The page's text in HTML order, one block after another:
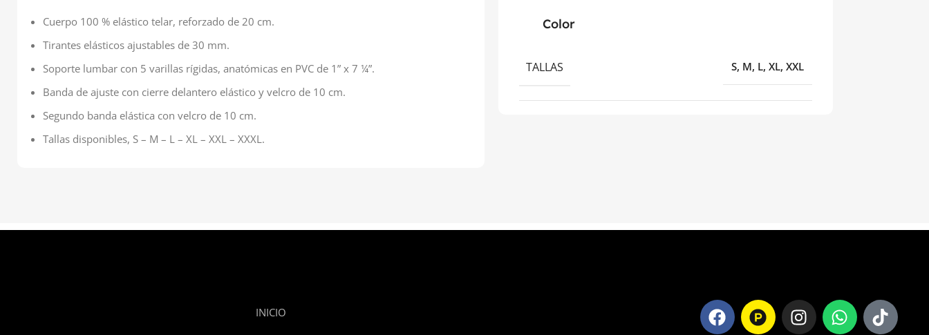
Cuerpo 100 % elástico telar, reforzado de 20 cm.
Tirantes elásticos ajustables de 30 mm.
Soporte lumbar con 5 varillas rígidas, anatómicas en PVC de 1” x 7 ¼”.
Banda de ajuste con cierre delantero elástico y velcro de 10 cm.
Segundo banda elástica con velcro de 10 cm.
Tallas disponibles, S – M – L – XL – XXL – XXXL.
Color
TALLAS S, M, L, XL, XXL
INICIO